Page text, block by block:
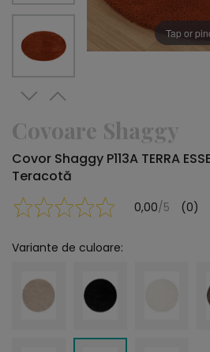
Tap or
Covoare Shaggy
Covor Shaggy P113A TERRA
Teracotă
0,00/5 (0)
Variante de culoare: